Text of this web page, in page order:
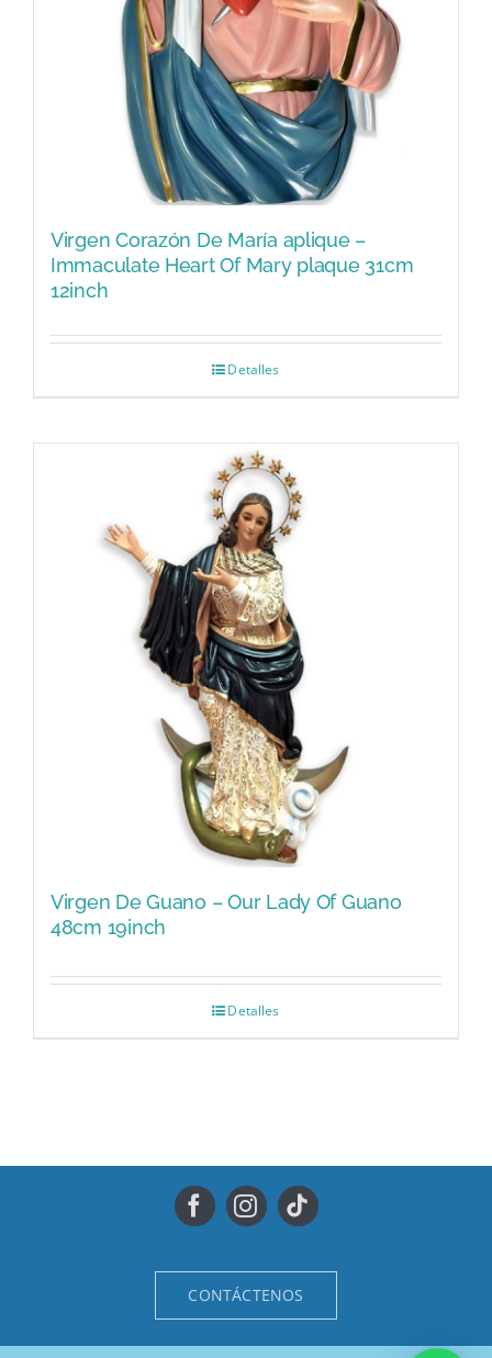
Virgen Corazón De María aplique –
Immaculate Heart Of Mary plaque 31cm
12inch
Detalles
Virgen De Guano – Our Lady Of Guano
48cm 19inch
Detalles
CONTÁCTENOS